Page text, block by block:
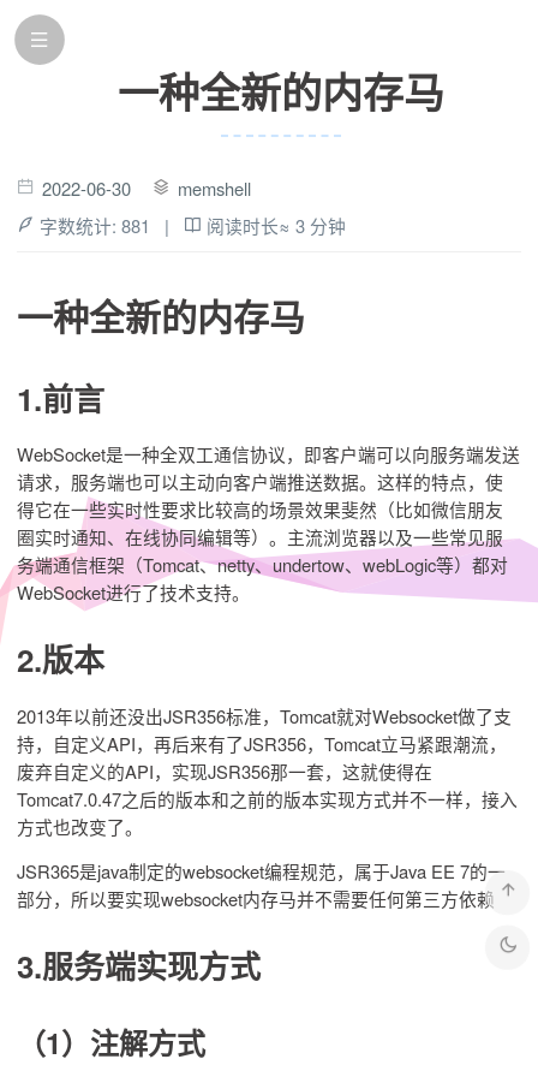
一种全新的内存马
2022-06-30
memshell
字数统计: 881 | 阅读时长≈ 3 分钟
一种全新的内存马
1.前言
WebSocket是一种全双工通信协议，即客户端可以向服务端发送
请求，服务端也可以主动向客户端推送数据。这样的特点，使
得它在一些实时性要求比较高的场景效果斐然（比如微信朋友
圈实时通知、在线协同编辑等）。主流浏览器以及一些常见服
务端通信框架（Tomcat、netty、undertow、webLogic等）都对
WebSocket进行了技术支持。
2.版本
2013年以前还没出JSR356标准，Tomcat就对Websocket做了支
持，自定义API，再后来有了JSR356，Tomcat立马紧跟潮流，
废弃自定义的API，实现JSR356那一套，这就使得在
Tomcat7.0.47之后的版本和之前的版本实现方式并不一样，接入
方式也改变了。
JSR365是java制定的websocket编程规范，属于Java EE 7的一
部分，所以要实现websocket内存马并不需要任何第三方依赖
3.服务端实现方式
（1）注解方式